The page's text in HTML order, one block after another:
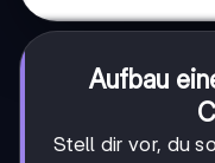
Aufbau
Stell dir vor, du